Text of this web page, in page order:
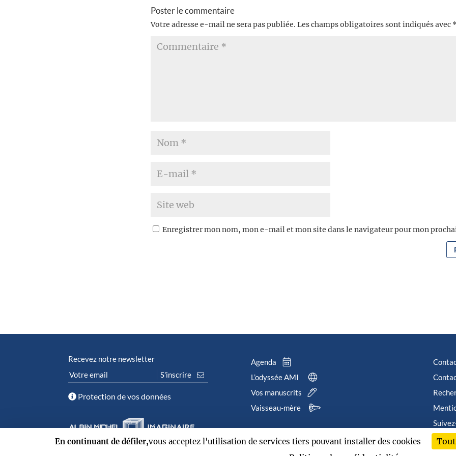
Poster le commentaire
Votre adresse e-mail ne sera pas publiée. Les champs obligatoires sont indiqués avec
Enregistrer mon nom, mon e-mail et mon site dans le navigateur pour mon
Recevez notre newsletter
Protection de vos données
Agenda
L’odyssée AMI
Vos manuscrits
Vaisseau-mère
En continuant de défiler,vous acceptez l'utilisation de services tiers pouvant installer des cookies